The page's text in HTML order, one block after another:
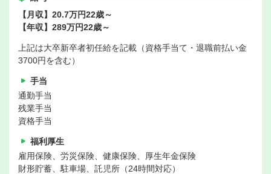
【月収】20.7万円22歳～
【年収】289万円22歳～
上記は大卒新卒者初任給を記載（資格手当て・退職前払い金
3700円を含む）
手当
通勤手当
残業手当
資格手当
福利厚生
雇用保険、労災保険、健康保険、厚生年金保険
財形貯蓄、駐車場、託児所（24時間対応）